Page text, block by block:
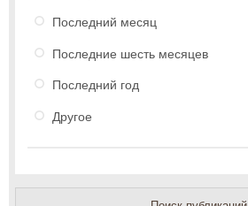
Последний месяц
Последние шесть месяцев
Последний год
Другое